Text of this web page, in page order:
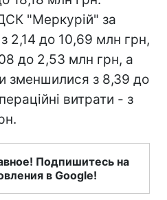
"Меркурій" за
з 2,14 до 10,69 млн грн,
до 2,53 млн грн, а
зменшилися з 8,39 до
витрати - з
Подпишитесь на
в Google!